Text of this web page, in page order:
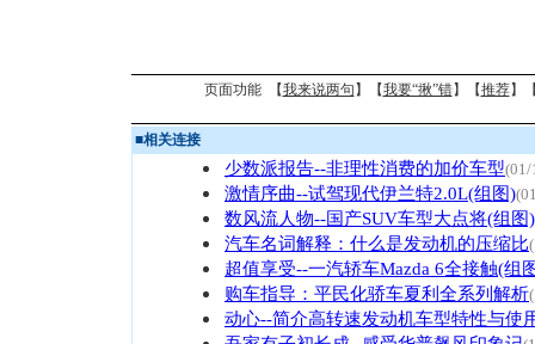
页面功能 【我来说两句 】【我要“揪”错】【推荐】
■相关连接
少数派报告--非理性消费的加价车型(01/
激情序曲--试驾现代伊兰特2.0L(组图)
数风流人物--国产SUV车型大点将(组图)
汽车名词解释：什么是发动机的压缩比
超值享受--一汽轿车Mazda 6全接触(组
购车指导：平民化骄车夏利全系列解析
动心--简介高转速发动机车型特性与使